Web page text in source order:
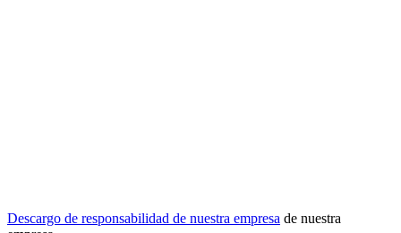
Descargo de responsabilidad de nuestra empresa de nuestra